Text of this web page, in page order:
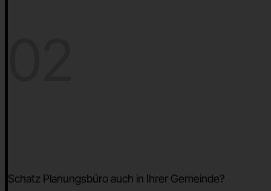
Schatz Planungsbüro auch in Ihrer Gemeinde?